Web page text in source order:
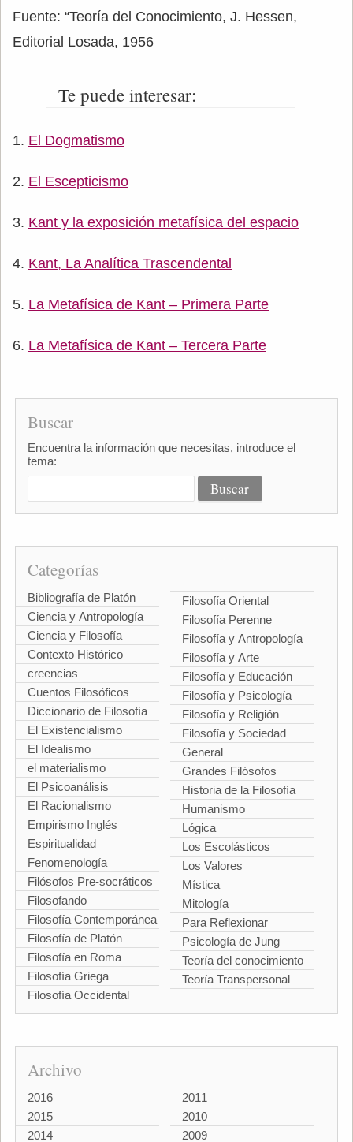
Fuente: “Teoría del Conocimiento, J. Hessen,
Editorial Losada, 1956
Te puede interesar:
El Dogmatismo
El Escepticismo
Kant y la exposición metafísica del espacio
Kant, La Analítica Trascendental
La Metafísica de Kant – Primera Parte
La Metafísica de Kant – Tercera Parte
Buscar
Encuentra la información que necesitas, introduce el
tema:
Categorías
Bibliografía de Platón
Ciencia y Antropología
Ciencia y Filosofía
Contexto Histórico
creencias
Cuentos Filosóficos
Diccionario de Filosofía
El Existencialismo
El Idealismo
el materialismo
El Psicoanálisis
El Racionalismo
Empirismo Inglés
Espiritualidad
Fenomenología
Filósofos Pre-socráticos
Filosofando
Filosofía Contemporánea
Filosofía de Platón
Filosofía en Roma
Filosofía Griega
Filosofía Occidental
Filosofía Oriental
Filosofía Perenne
Filosofía y Antropología
Filosofía y Arte
Filosofía y Educación
Filosofía y Psicología
Filosofía y Religión
Filosofía y Sociedad
General
Grandes Filósofos
Historia de la Filosofía
Humanismo
Lógica
Los Escolásticos
Los Valores
Mística
Mitología
Para Reflexionar
Psicología de Jung
Teoría del conocimiento
Teoría Transpersonal
Archivo
2016
2015
2014
2011
2010
2009